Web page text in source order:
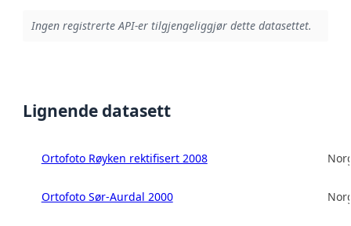
Ingen registrerte API-er tilgjengeliggjør dette datasettet.
Lignende datasett
Ortofoto Røyken rektifisert 2008
Ortofoto Sør-Aurdal 2000